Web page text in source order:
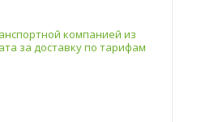
компанией из
за доставку по тарифам